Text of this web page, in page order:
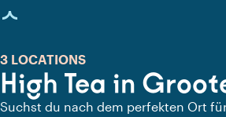
geladen
High Tea in
3 LOCATIONS
Suchst du nach dem perfekten Ort